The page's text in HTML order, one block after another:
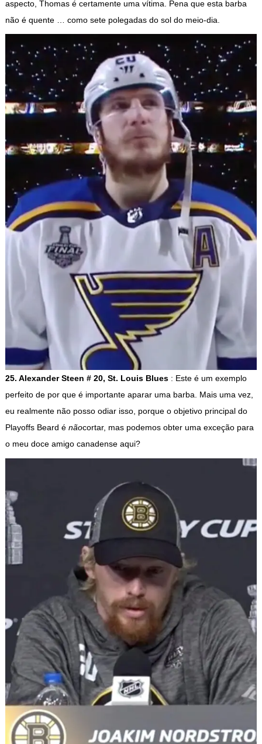
aspecto, Thomas é certamente uma vítima. Pena que esta barba
não é quente … como sete polegadas do sol do meio-dia.
25. Alexander Steen # 20, St. Louis Blues: Este é um exemplo
perfeito de por que é importante aparar uma barba. Mais uma vez,
eu realmente não posso odiar isso, porque o objetivo principal do
Playoffs Beard é nãocortar, mas podemos obter uma exceção para
o meu doce amigo canadense aqui?